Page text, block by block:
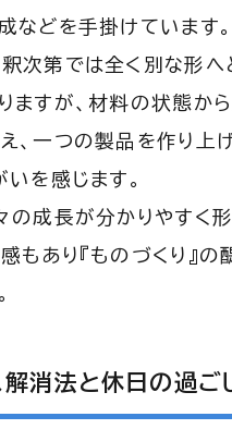
などを手掛けています。
次第では全く別な形へ
ますが、材料の状態か
、一つの製品を作り上
いを感じます。
の成長が分かりやすく
もあり『ものづくり』の
解消法と休日の過ご